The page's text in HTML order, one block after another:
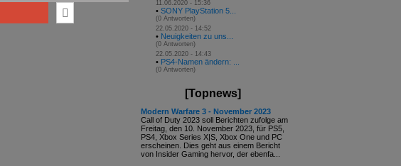
11.06.2020 - 15:36
• SONY PlayStation 5...
(0 Antworten)
22.05.2020 - 14:52
• Neuigkeiten zu uns...
(0 Antworten)
22.05.2020 - 14:43
• PS4-Namen ändern: ...
(0 Antworten)
[Topnews]
Modern Warfare 3 - November 2023
Call of Duty 2023 soll Berichten zufolge am
Freitag, den 10. November 2023, für PS5,
PS4, Xbox Series X|S, Xbox One und PC
erscheinen. Dies geht aus einem Bericht
von Insider Gaming hervor, der ebenfa...